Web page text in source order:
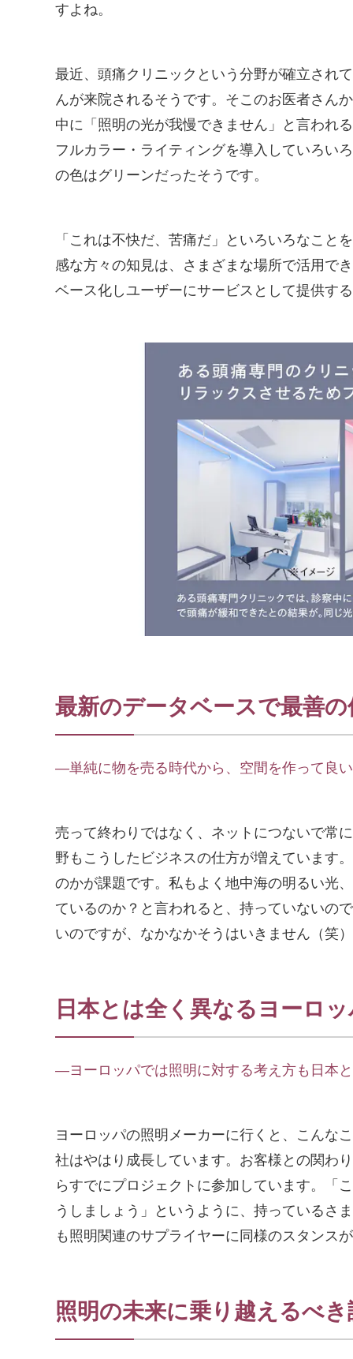
すよね。
最近、頭痛クリニックという分野が確立され
んが来院されるそうです。そこのお医者さん
中に「照明の光が我慢できません」と言われ
フルカラー・ライティングを導入していろい
の色はグリーンだったそうです。
「これは不快だ、苦痛だ」といろいろなこ
感な方々の知見は、さまざまな場所で活用で
ベース化しユーザーにサービスとして提供す
最新のデータベースで最善
―単純に物を売る時代から、空間を作って良
売って終わりではなく、ネットにつないで常
野もこうしたビジネスの仕方が増えています
のかが課題です。私もよく地中海の明るい光
ているのか？と言われると、持っていないの
いのですが、なかなかそうはいきません（笑
日本とは全く異なるヨーロ
―ヨーロッパでは照明に対する考え方も日本
ヨーロッパの照明メーカーに行くと、こんな
社はやはり成長しています。お客様との関わ
らすでにプロジェクトに参加しています。「
うしましょう」というように、持っているさ
も照明関連のサプライヤーに同様のスタンス
照明の未来に乗り越えるべ